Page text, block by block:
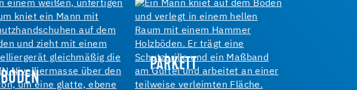
BODEN
PARKETT